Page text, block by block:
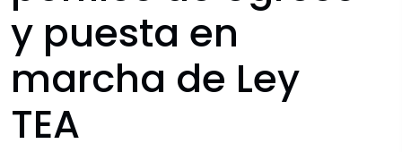
y puesta en
marcha de Ley
TEA